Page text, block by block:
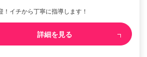
！イチから丁寧に指導します！
詳細を見る